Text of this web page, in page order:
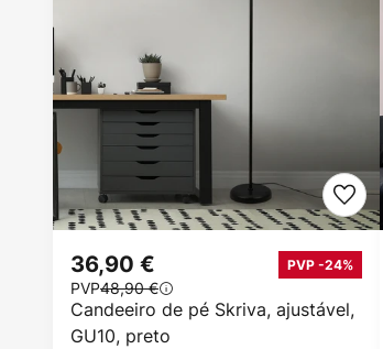
Candeeiro de pé Skriva, ajustável,
GU10, preto
36,90 € PVP -24%
PVP48,90 €